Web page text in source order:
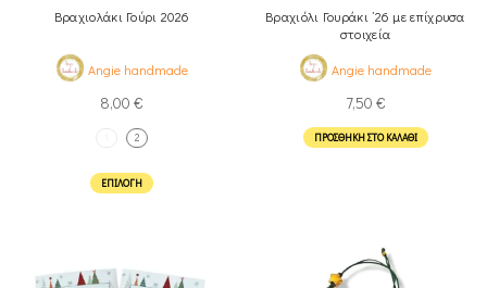
Βραχιολάκι Γούρι 2026
Angie handmade
8,00 €
2
ΕΠΙΛΟΓΉ
Βραχιόλι Γουράκι ’26 με επίχρυσα
στοιχεία
Angie handmade
7,50 €
ΠΡΟΣΘΉΚΗ ΣΤΟ ΚΑΛΆΘΙ